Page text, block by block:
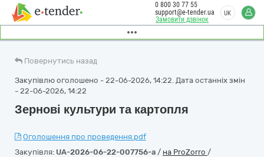
Замовити дзвінок
0 800 30 77 55
support@e-tender.ua
UK
Повернутись назад
Закупівлю оголошено - 22-06-2026, 14:22. Дата останніх змін
- 22-06-2026, 14:22
Зернові культури та картопля
Оголошення про проведення.pdf
Закупівля: UA-2026-06-22-007756-a / на ProZorro /